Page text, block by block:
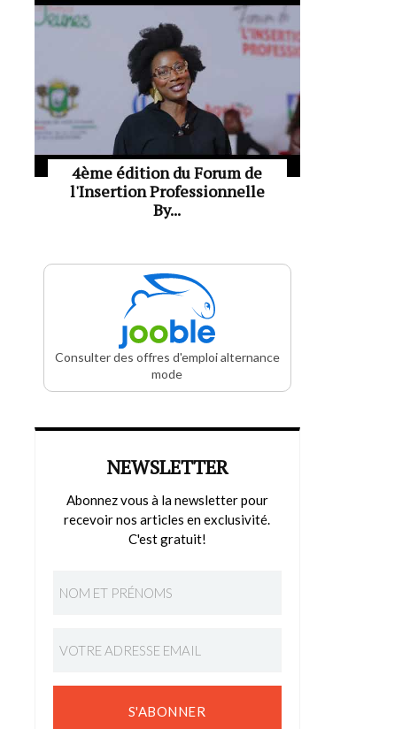
4ème édition du Forum de
l'Insertion Professionnelle
By...
Consulter des offres d'emploi alternance
mode
NEWSLETTER
Abonnez vous à la newsletter pour
recevoir nos articles en exclusivité.
C'est gratuit!
S'ABONNER